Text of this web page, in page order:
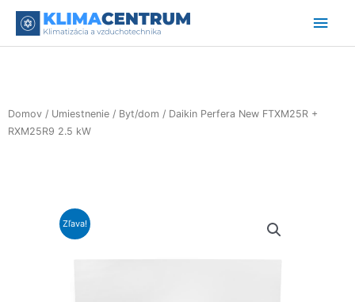
Domov / Umiestnenie / Byt/dom / Daikin Perfera New FTXM25R +
RXM25R9 2.5 kW
Zľava!